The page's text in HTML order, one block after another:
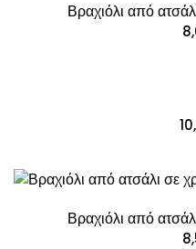
Βραχιόλι από
Βραχιόλι από